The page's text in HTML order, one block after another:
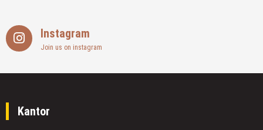
Instagram
Join us on instagram
Kantor